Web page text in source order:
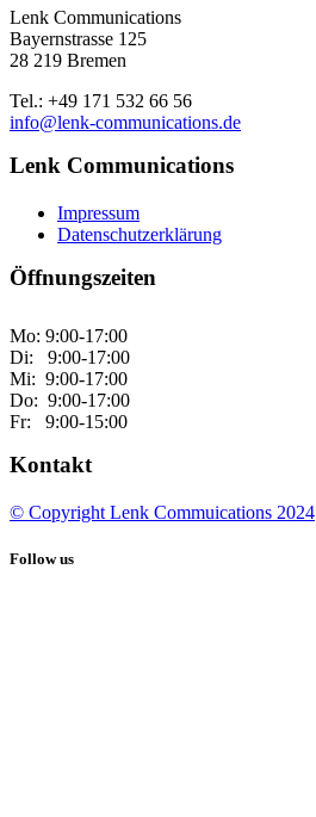
Lenk Communications
Bayernstrasse 125
28 219 Bremen
Tel.: +49 171 532 66 56
info@lenk-communications.de
Lenk Communications
Impressum
Datenschutzerklärung
Öffnungszeiten
Mo: 9:00-17:00
Di: 9:00-17:00
Mi: 9:00-17:00
Do: 9:00-17:00
Fr: 9:00-15:00
Kontakt
© Copyright Lenk Commuications 2024
Follow us